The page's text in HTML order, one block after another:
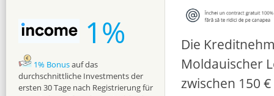
Die
Moldauischer
zwischen 150
1%
1% Bonusauf das
durchschnittliche Investments der
ersten 30 Tage nach Registrierung für